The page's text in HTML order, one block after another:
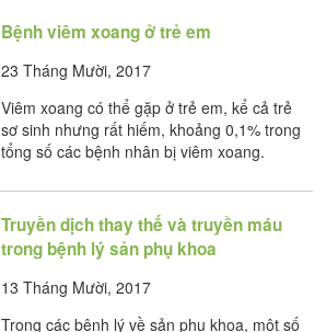
Bệnh viêm xoang ở trẻ em
23 Tháng Mười, 2017
Viêm xoang có thể gặp ở trẻ em, kể cả trẻ
sơ sinh nhưng rất hiếm, khoảng 0,1% trong
tổng số các bệnh nhân bị viêm xoang.
Truyền dịch thay thế và truyền máu
trong bệnh lý sản phụ khoa
13 Tháng Mười, 2017
Trong các bệnh lý về sản phụ khoa, một số